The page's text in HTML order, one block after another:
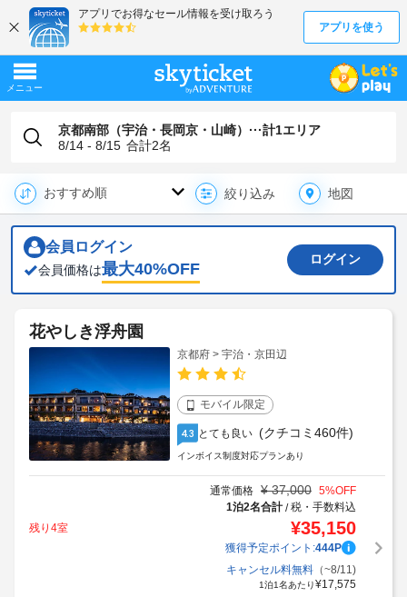
京都南部（宇治・長岡京・山崎）···計1エリア
8/14 - 8/15 合計2名
絞り込み 地図
会員ログイン
会員価格は最大40%OFF
ログイン
花やしき浮舟園
京都府 > 宇治・京田辺
モバイル限定
4.3 とても良い (クチコミ460件)
インボイス制度対応プランあり
通常価格 ¥ 37,000 5%OFF
1泊2名合計/税・手数料込
残り4室
¥35,150
獲得予定ポイント:444P
キャンセル料無料（~8/11)
1泊1名あたり¥17,575